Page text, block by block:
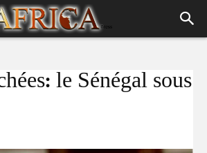
le Sénégal sous